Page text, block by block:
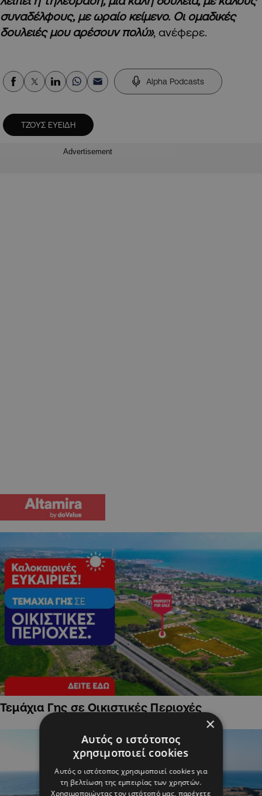
συναδέλφους, με ωραίο κείμενο. Οι ομαδικές
δουλειές μου αρέσουν πολύ», ανέφερε.
Alpha Podcasts
ΤΖΟΥΣ ΕΥΕΙΔΗ
Advertisement
Τεμάχια Γης σε Οικιστικές Περιοχές
×
Αυτός ο ιστότοπος
χρησιμοποιεί cookies
Αυτός ο ιστότοπος χρησιμοποιεί cookies για
τη βελτίωση της εμπειρίας των χρηστών.
Χρησιμοποιώντας τον ιστότοπό μας, παρέχετε